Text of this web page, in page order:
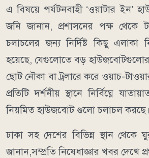
​এ বিষয়ে পর্যটনবাহী ‘ওয়াটার ইন’
জনি জানান, প্রশাসনের পক্ষ থেকে
চলাচলের জন্য নির্দিষ্ট কিছু এলাকা
হয়েছে, যেগুলোতে বড় হাউজবোটগুলোর
ছোট নৌকা বা ট্রলারে করে ওয়াচ-
প্রতিটি দর্শনীয় স্থানে নির্বিঘ্নে
নিয়মিত হাউজবোট গুলো চলাচল করছে।
​ঢাকা সহ দেশের বিভিন্ন স্থান থেকে
জানান,সম্প্রতি নিষেধাজ্ঞার খবর দেখে